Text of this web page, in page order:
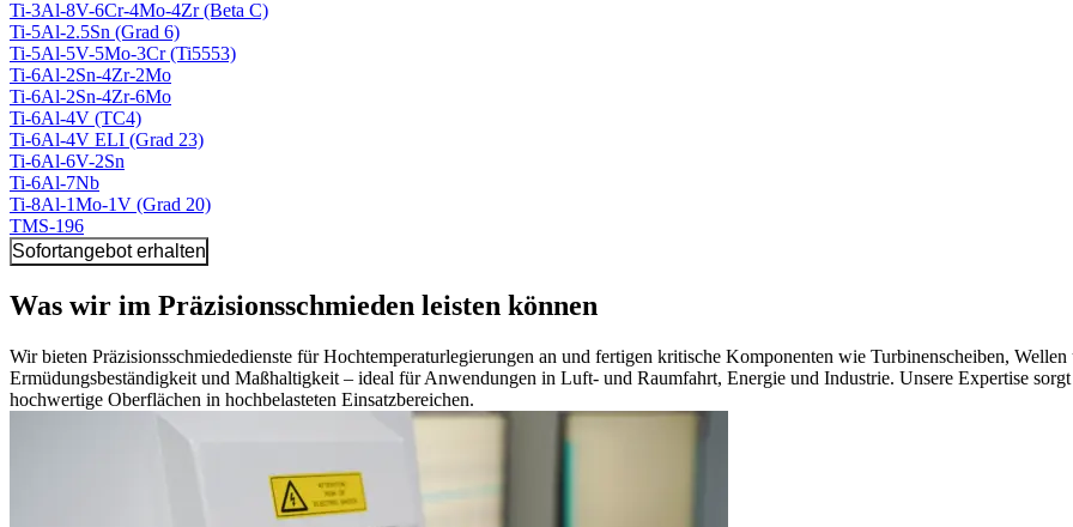
Ti-3Al-8V-6Cr-4Mo-4Zr (Beta C)
Ti-5Al-2.5Sn (Grad 6)
Ti-5Al-5V-5Mo-3Cr (Ti5553)
Ti-6Al-2Sn-4Zr-2Mo
Ti-6Al-2Sn-4Zr-6Mo
Ti-6Al-4V (TC4)
Ti-6Al-4V ELI (Grad 23)
Ti-6Al-6V-2Sn
Ti-6Al-7Nb
Ti-8Al-1Mo-1V (Grad 20)
TMS-196
Sofortangebot erhalten
Was wir im Präzisionsschmieden leisten können
Wir bieten Präzisionsschmiededienste für Hochtemperaturlegierungen an und fertigen kritische Komponenten wie Turbinenscheiben,
Ermüdungsbeständigkeit und Maßhaltigkeit – ideal für Anwendungen in Luft- und Raumfahrt, Energie und Industrie. Unsere Expertise
hochwertige Oberflächen in hochbelasteten Einsatzbereichen.